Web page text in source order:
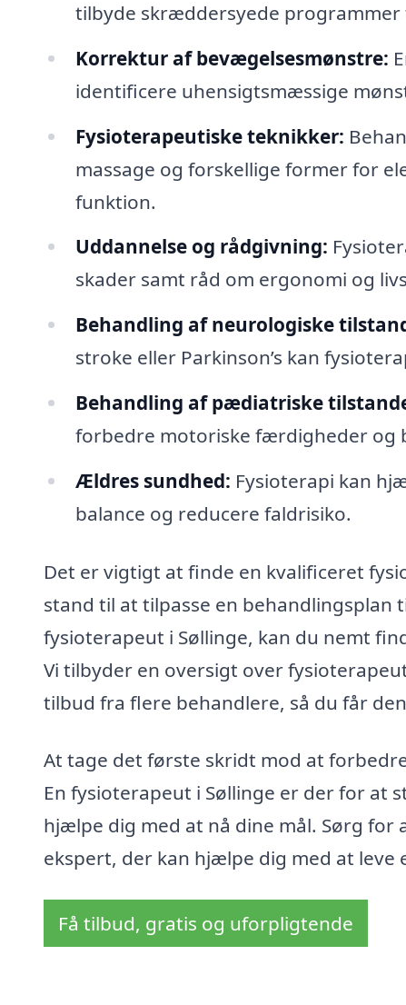
tilbyde skræddersyede
Korrektur af bevægelsesmønstre:
identificere uhensigtsmæssige
Fysioterapeutiske teknikker:
massage og forskellige former for
funktion.
Uddannelse og rådgivning:
skader samt råd om ergonomi og
Behandling af neurologiske
stroke eller Parkinson’s kan
Behandling af pædiatriske
forbedre motoriske færdigheder og
Ældres sundhed: Fysioterapi kan
balance og reducere faldrisiko.
Det er vigtigt at finde en kvalificeret
stand til at tilpasse en behandlingsplan
fysioterapeut i Søllinge, kan du nemt
Vi tilbyder en oversigt over
tilbud fra flere behandlere, så du får
At tage det første skridt mod at
En fysioterapeut i Søllinge er der for at
hjælpe dig med at nå dine mål. Sørg
ekspert, der kan hjælpe dig med at leve
Få tilbud, gratis og uforpligtende